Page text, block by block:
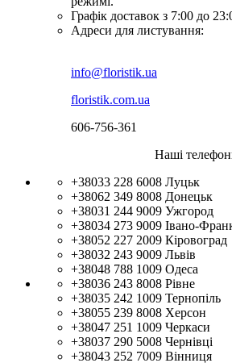
Графік доставок з 7:00 до
Адреси для листування:
info@floristik.ua
floristik.com.ua
606-756-361
Наші
+38033 228 6008 Луцьк
+38062 349 8008 Донецьк
+38031 244 9009 Ужгород
+38034 273 9009 Івано-
+38052 227 2009 Кіровоград
+38032 243 9009 Львів
+38048 788 1009 Одеса
+38036 243 8008 Рівне
+38035 242 1009 Тернопіль
+38055 239 8008 Херсон
+38047 251 1009 Черкаси
+38037 290 5008 Чернівці
+38043 252 7009 Вінниця